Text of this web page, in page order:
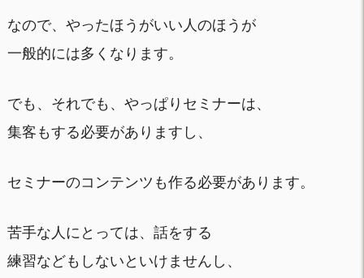
なので、やったほうがいい人のほうが
一般的には多くなります。
でも、それでも、やっぱりセミナーは、
集客もする必要がありますし、
セミナーのコンテンツも作る必要があります。
苦手な人にとっては、話をする
練習などもしないといけませんし、